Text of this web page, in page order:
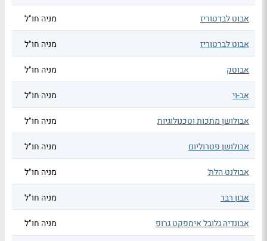
אבוט לברטוריז מניה חו"ל
אבוט לברטוריז מניה חו"ל
אבוטק מניה חו"ל
אב-וי מניה חו"ל
אבולושן מתכות וטכנולוגיות מניה חו"ל
אבולושן פטרוליום מניה חו"ל
אבולנט הלת' מניה חו"ל
אבון רבר מניה חו"ל
אבונדיה גלובל אימפקט גרופ מניה חו"ל